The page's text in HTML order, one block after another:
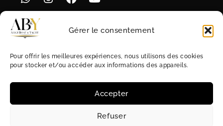
Gérer le consentement
Pour offrir les meilleures expériences, nous utilisons des cookies
pour stocker et/ou accéder aux informations des appareils.
Accepter
Refuser
« Le Bettina »
98000 Monaco
Tous les jours
De 8h30 à 21h30
AliceBoat & Yacht © 2026